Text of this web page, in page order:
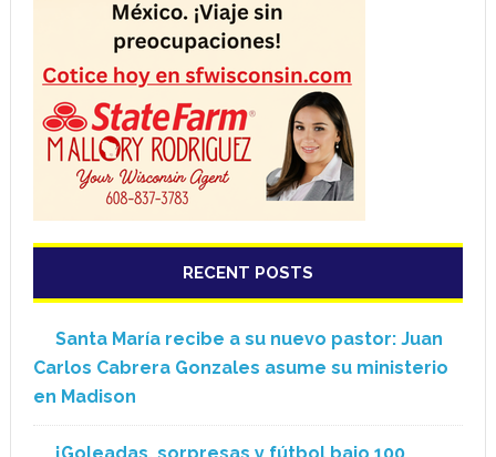
RECENT POSTS
Santa María recibe a su nuevo pastor: Juan
Carlos Cabrera Gonzales asume su ministerio
en Madison